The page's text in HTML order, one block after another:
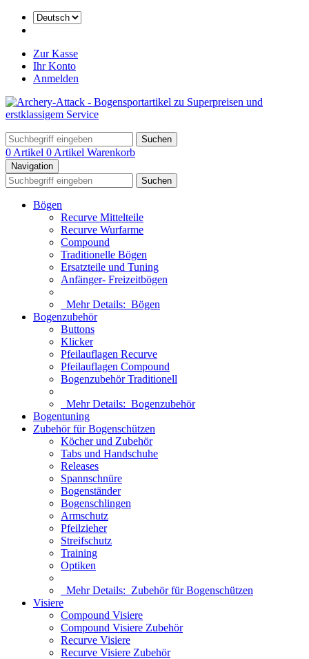
Zur Kasse
Ihr Konto
Anmelden
Suchen
0 Artikel 0 Artikel Warenkorb
Navigation
Suchen
Bögen
Recurve Mittelteile
Recurve Wurfarme
Compound
Traditionelle Bögen
Ersatzteile und Tuning
Anfänger- Freizeitbögen
Mehr Details: Bögen
Bogenzubehör
Buttons
Klicker
Pfeilauflagen Recurve
Pfeilauflagen Compound
Bogenzubehör Traditionell
Mehr Details: Bogenzubehör
Bogentuning
Zubehör für Bogenschützen
Köcher und Zubehör
Tabs und Handschuhe
Releases
Spannschnüre
Bogenständer
Bogenschlingen
Armschutz
Pfeilzieher
Streifschutz
Training
Optiken
Mehr Details: Zubehör für Bogenschützen
Visiere
Compound Visiere
Compound Visiere Zubehör
Recurve Visiere
Recurve Visiere Zubehör